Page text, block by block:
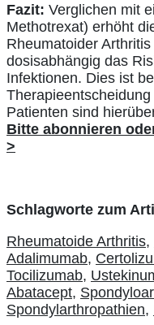
Fazit: Verglichen mit
Methotrexat) erhöht
Rheumatoider
dosisabhängig das
Infektionen. Dies ist
Patienten sind
Bitte abonnieren
>
Schlagworte zum
Rheumatoide Arthritis,
Adalimumab,
Tocilizumab,
Abatacept,
Spondylarthropathien,